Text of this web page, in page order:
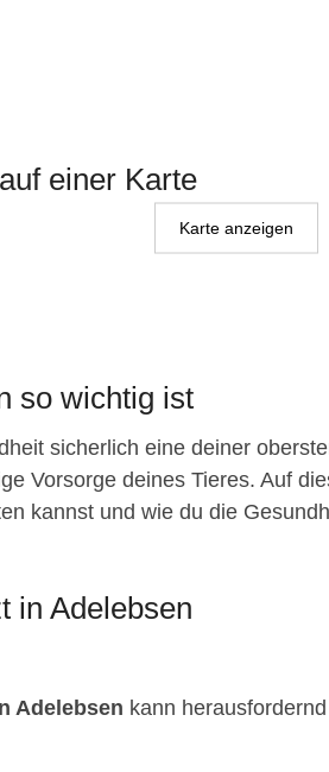
einer Karte
Karte anzeigen
so wichtig ist
sicherlich eine deiner
Vorsorge deines Tieres. Auf
kannst und wie du die
in Adelebsen
Adelebsen kann